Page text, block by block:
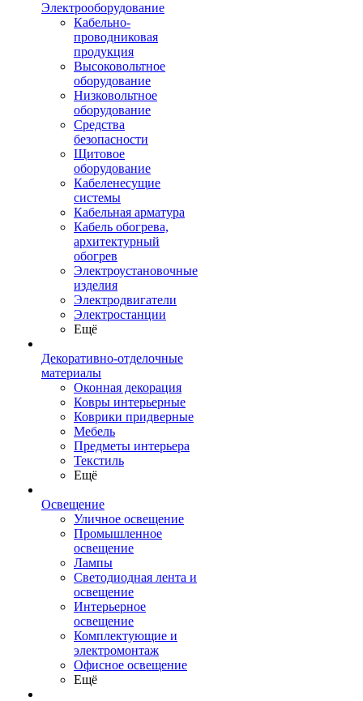
Электрооборудование
Кабельно-
проводниковая
продукция
Высоковольтное
оборудование
Низковольтное
оборудование
Средства
безопасности
Щитовое
оборудование
Кабеленесущие
системы
Кабельная арматура
Кабель обогрева,
архитектурный
обогрев
Электроустановочные
изделия
Электродвигатели
Электростанции
Ещё
Декоративно-отделочные
материалы
Оконная декорация
Ковры интерьерные
Коврики придверные
Мебель
Предметы интерьера
Текстиль
Ещё
Освещение
Уличное освещение
Промышленное
освещение
Лампы
Светодиодная лента и
освещение
Интерьерное
освещение
Комплектующие и
электромонтаж
Офисное освещение
Ещё